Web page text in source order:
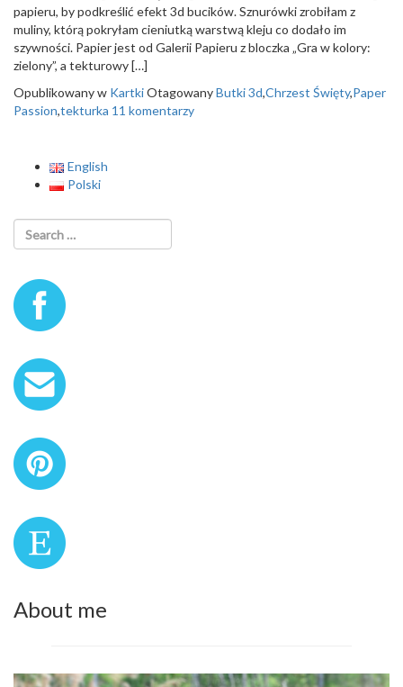
papieru, by podkreślić efekt 3d bucików. Sznurówki zrobiłam z
muliny, którą pokryłam cieniutką warstwą kleju co dodało im
szywności. Papier jest od Galerii Papieru z bloczka „Gra w kolory:
zielony”, a tekturowy […]
Opublikowany w KartkiOtagowanyButki 3d,Chrzest Święty,Paper
Passion,tekturka 11 komentarzy
English
Polski
About me